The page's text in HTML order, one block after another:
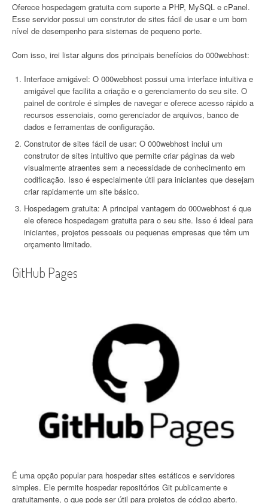
Oferece hospedagem gratuita com suporte a PHP, MySQL e cPanel.
Esse servidor possui um construtor de sites fácil de usar e um bom
nível de desempenho para sistemas de pequeno porte.
Com isso, irei listar alguns dos principais benefícios do 000webhost:
Interface amigável: O 000webhost possui uma interface intuitiva e
amigável que facilita a criação e o gerenciamento do seu site. O
painel de controle é simples de navegar e oferece acesso rápido a
recursos essenciais, como gerenciador de arquivos, banco de
dados e ferramentas de configuração.
Construtor de sites fácil de usar: O 000webhost inclui um
construtor de sites intuitivo que permite criar páginas da web
visualmente atraentes sem a necessidade de conhecimento em
codificação. Isso é especialmente útil para iniciantes que desejam
criar rapidamente um site básico.
Hospedagem gratuita: A principal vantagem do 000webhost é que
ele oferece hospedagem gratuita para o seu site. Isso é ideal para
iniciantes, projetos pessoais ou pequenas empresas que têm um
orçamento limitado.
GitHub Pages
É uma opção popular para hospedar sites estáticos e servidores
simples. Ele permite hospedar repositórios Git publicamente e
gratuitamente, o que pode ser útil para projetos de código aberto.